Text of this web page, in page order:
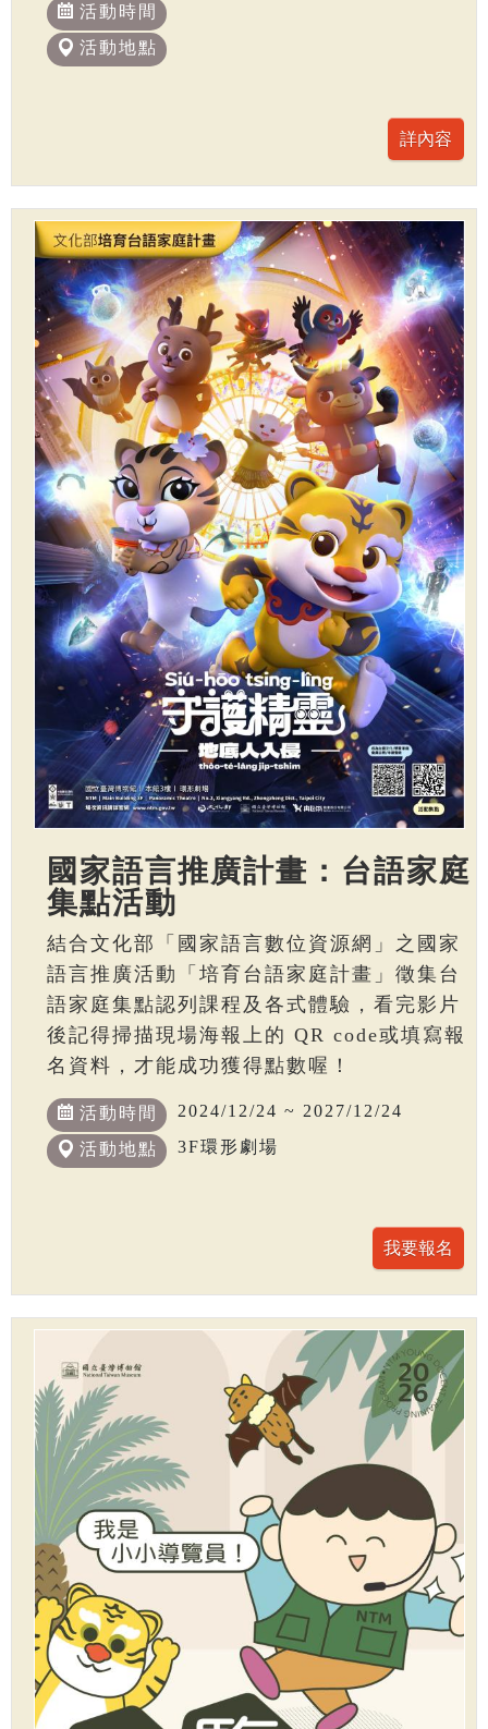
活動時間
活動地點
國家語言推廣計畫：台語家庭
集點活動
結合文化部「國家語言數位資源網」之國家
語言推廣活動「培育台語家庭計畫」徵集台
語家庭集點認列課程及各式體驗，看完影片
後記得掃描現場海報上的 QR code或填寫報
名資料，才能成功獲得點數喔！
活動時間 2024/12/24 ~ 2027/12/24
活動地點 3F環形劇場